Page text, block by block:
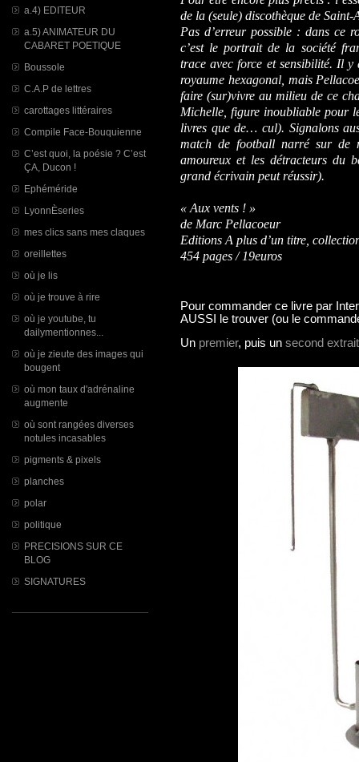
a.4) EDITEUR
a.5) ANIMATEUR DU
CABARET POETIQUE
Boussole
C.A.P de lettres
carottages littéraires
Compile Face-Bouquienne
C’est quoi, la poésie ? C’est
ÇA, Ducon !
Ephéméride
LyonnÈseries
mes clics sans mes claques
oreillettes
où je lis
où je trouve à rire
où je youtube, tu
dailymentionnes...
où je zieute des images qui
bougent
où mon taux d'adrénaline
augmente
où sont rangées diverses
notules incasables
pigments & pixels
planches
polar
politique
PRECISIONS SUR CE
BLOG
SIGNATURES
de la (seule) discothèque de Saint-
Pas d’erreur possible : dans ce
c’est le portrait de la société
trace avec force et sensibilité. Il
royaume hexagonal, mais
faire (sur)vivre au milieu de ce
Michelle, figure inoubliable pour
livres que de… cul). Signalons
match de football narré sur de
amoureux et les détracteurs du
grand écrivain peut réussir).
« Aux vents ! »
de Marc Pellacoeur
Editions A plus d’un titre,
454 pages / 19euros
Pour commander ce livre par
AUSSI le trouver (ou le
Un premier, puis un second extrait